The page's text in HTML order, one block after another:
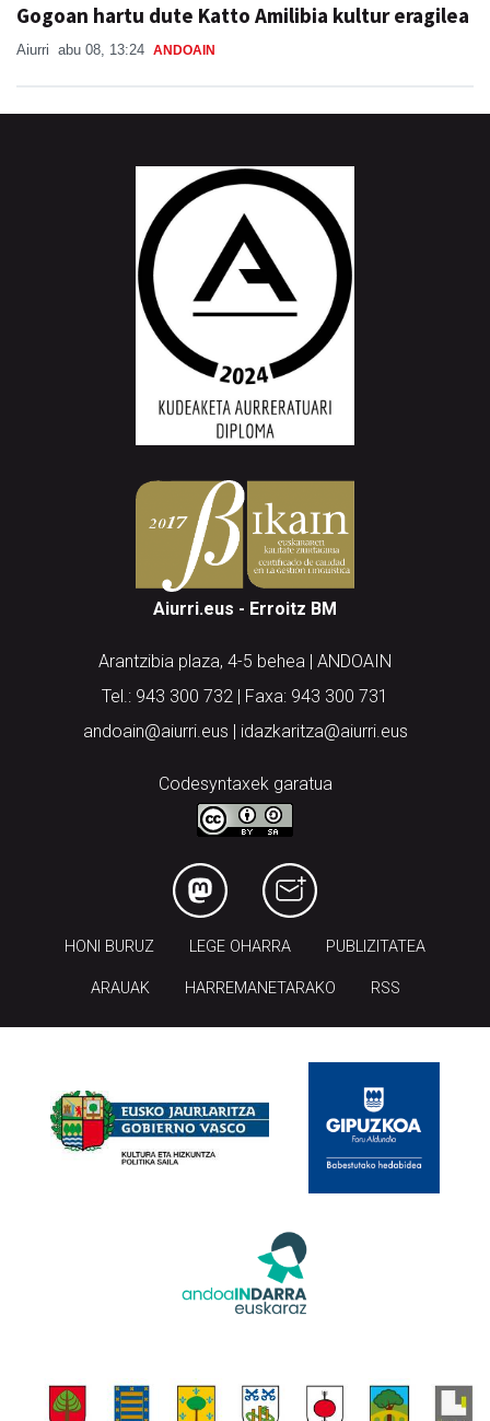
Gogoan hartu dute Katto Amilibia kultur eragilea
Aiurri abu 08, 13:24 ANDOAIN
Aiurri.eus - Erroitz BM
Arantzibia plaza, 4-5 behea | ANDOAIN
Tel.: 943 300 732 | Faxa: 943 300 731
andoain@aiurri.eus | idazkaritza@aiurri.eus
Codesyntaxek garatua
HONI BURUZ LEGE OHARRA PUBLIZITATEA
ARAUAK HARREMANETARAKO RSS